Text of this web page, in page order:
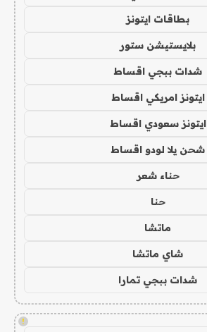
بطاقات ايتونز
بلايستيشن ستور
شدات ببجي اقساط
ايتونز امريكي اقساط
ايتونز سعودي اقساط
شحن يلا لودو اقساط
حناء شعر
حنا
ماتشا
شاي ماتشا
شدات ببجي تمارا
!